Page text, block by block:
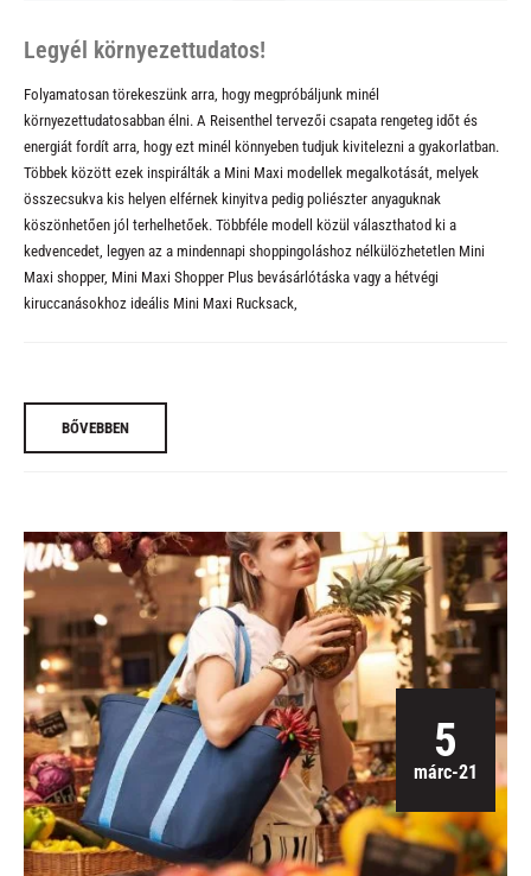
Legyél környezettudatos!
Folyamatosan törekeszünk arra, hogy megpróbáljunk minél
környezettudatosabban élni. A Reisenthel tervezői csapata rengeteg időt és
energiát fordít arra, hogy ezt minél könnyeben tudjuk kivitelezni a gyakorlatban.
Többek között ezek inspirálták a Mini Maxi modellek megalkotását, melyek
összecsukva kis helyen elférnek kinyitva pedig poliészter anyaguknak
köszönhetően jól terhelhetőek. Többféle modell közül választhatod ki a
kedvencedet, legyen az a mindennapi shoppingoláshoz nélkülözhetetlen Mini
Maxi shopper, Mini Maxi Shopper Plus bevásárlótáska vagy a hétvégi
kiruccanásokhoz ideális Mini Maxi Rucksack,
BŐVEBBEN
5
márc-21